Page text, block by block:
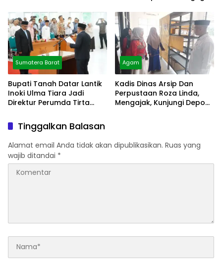
Sumatera Barat
Bupati Tanah Datar Lantik
Inoki Ulma Tiara Jadi
Direktur Perumda Tirta
Agam
Kadis Dinas Arsip Dan
Perpustaan Roza Linda,
Mengajak, Kunjungi Depo
Tinggalkan Balasan
Alamat email Anda tidak akan dipublikasikan. Ruas yang
wajib ditandai *